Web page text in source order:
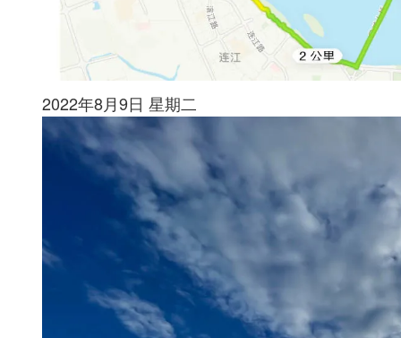
2022年8月9日 星期二